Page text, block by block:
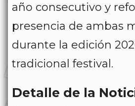
año consecutivo y
presencia de ambas
durante la edición
tradicional festival.
Detalle de la